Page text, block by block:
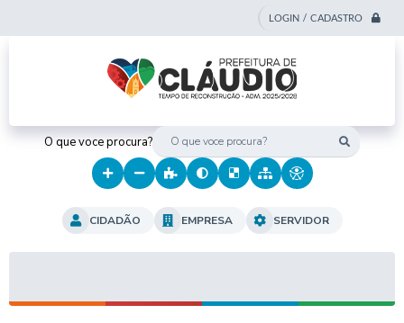
LOGIN / CADASTRO
O que voce procura?
CIDADÃO EMPRESA SERVIDOR